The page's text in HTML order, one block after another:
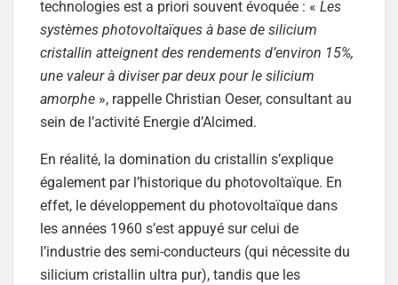
technologies est a priori souvent évoquée : « Les
systèmes photovoltaïques à base de silicium
cristallin atteignent des rendements d’environ 15%,
une valeur à diviser par deux pour le silicium
amorphe », rappelle Christian Oeser, consultant au
sein de l’activité Energie d’Alcimed.
En réalité, la domination du cristallin s’explique
également par l’historique du photovoltaïque. En
effet, le développement du photovoltaïque dans
les années 1960 s’est appuyé sur celui de
l’industrie des semi-conducteurs (qui nécessite du
silicium cristallin ultra pur), tandis que les